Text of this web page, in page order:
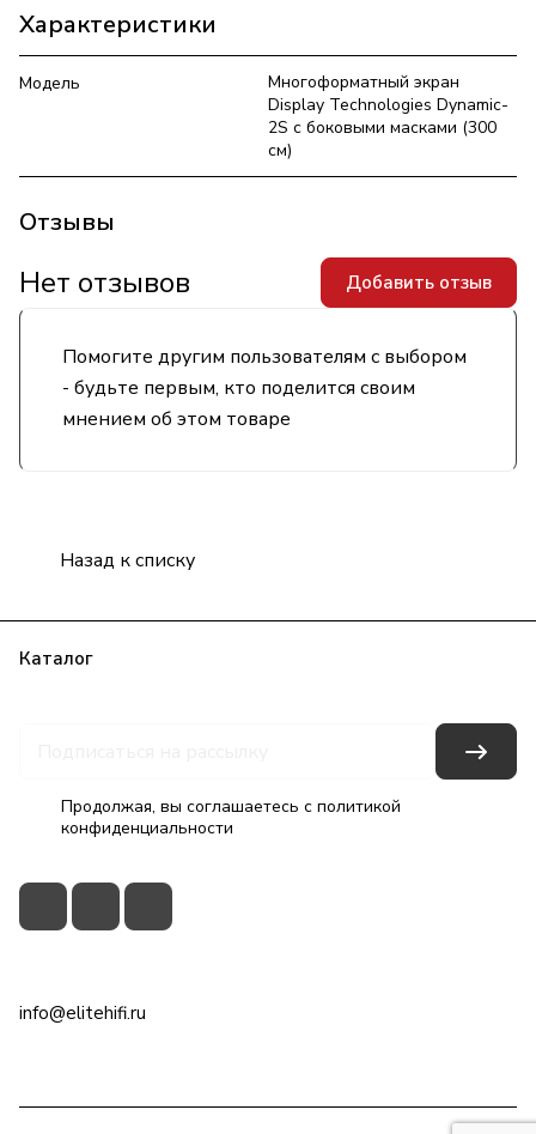
Характеристики
Модель
Многоформатный экран
Display Technologies Dynamic-
2S с боковыми масками (300
см)
Отзывы
Помогите другим пользователям с выбором
- будьте первым, кто поделится своим
мнением об этом товаре
Нет отзывов Добавить отзыв
Назад к списку
Каталог
Продолжая, вы соглашаетесь с политикой
конфиденциальности
info@elitehifi.ru